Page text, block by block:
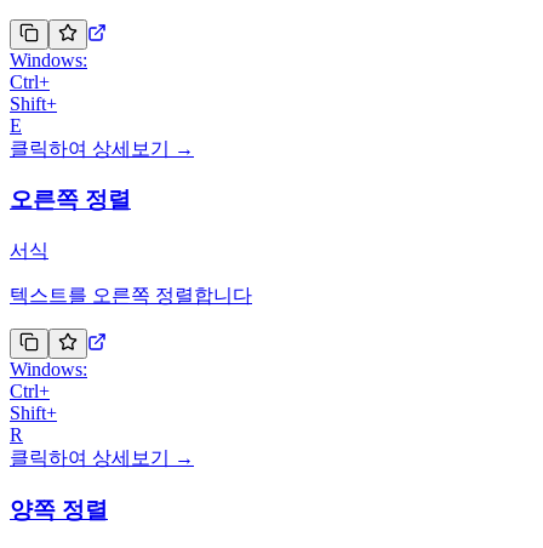
Windows:
Ctrl+
Shift+
E
클릭하여 상세보기 →
오른쪽 정렬
서식
텍스트를 오른쪽 정렬합니다
Windows:
Ctrl+
Shift+
R
클릭하여 상세보기 →
양쪽 정렬